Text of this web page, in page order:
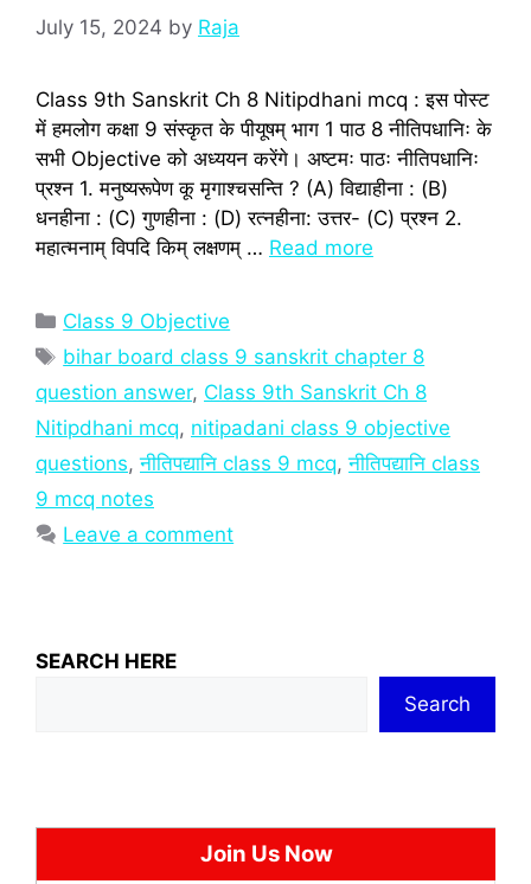
July 15, 2024 by Raja
Class 9th Sanskrit Ch 8 Nitipdhani mcq : इस पोस्‍ट
में हमलोग कक्षा 9 संस्‍कृत के पीयूषम् भाग 1 पाठ 8 नीतिपधानिः के
सभी Objective को अध्‍ययन करेंगे। अष्टमः पाठः नीतिपधानिः
प्रश्‍न 1. मनुष्यरूपेण कू मृगाश्चसन्ति ? (A) विद्याहीना : (B)
धनहीना : (C) गुणहीना : (D) रत्नहीना: उत्तर- (C) प्रश्‍न 2.
महात्मनाम् विपदि किम् लक्षणम् … Read more
Categories
Class 9 Objective
Tags
bihar board class 9 sanskrit chapter 8
question answer, Class 9th Sanskrit Ch 8
Nitipdhani mcq, nitipadani class 9 objective
questions,नीतिपद्यानि class 9 mcq,नीतिपद्यानि class
9 mcq notes
Leave a comment
SEARCH HERE
Search
Join Us Now